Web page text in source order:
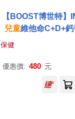
【BOOST博世特】
兒童維他命C+D+鈣
保健
優惠價: 480 元